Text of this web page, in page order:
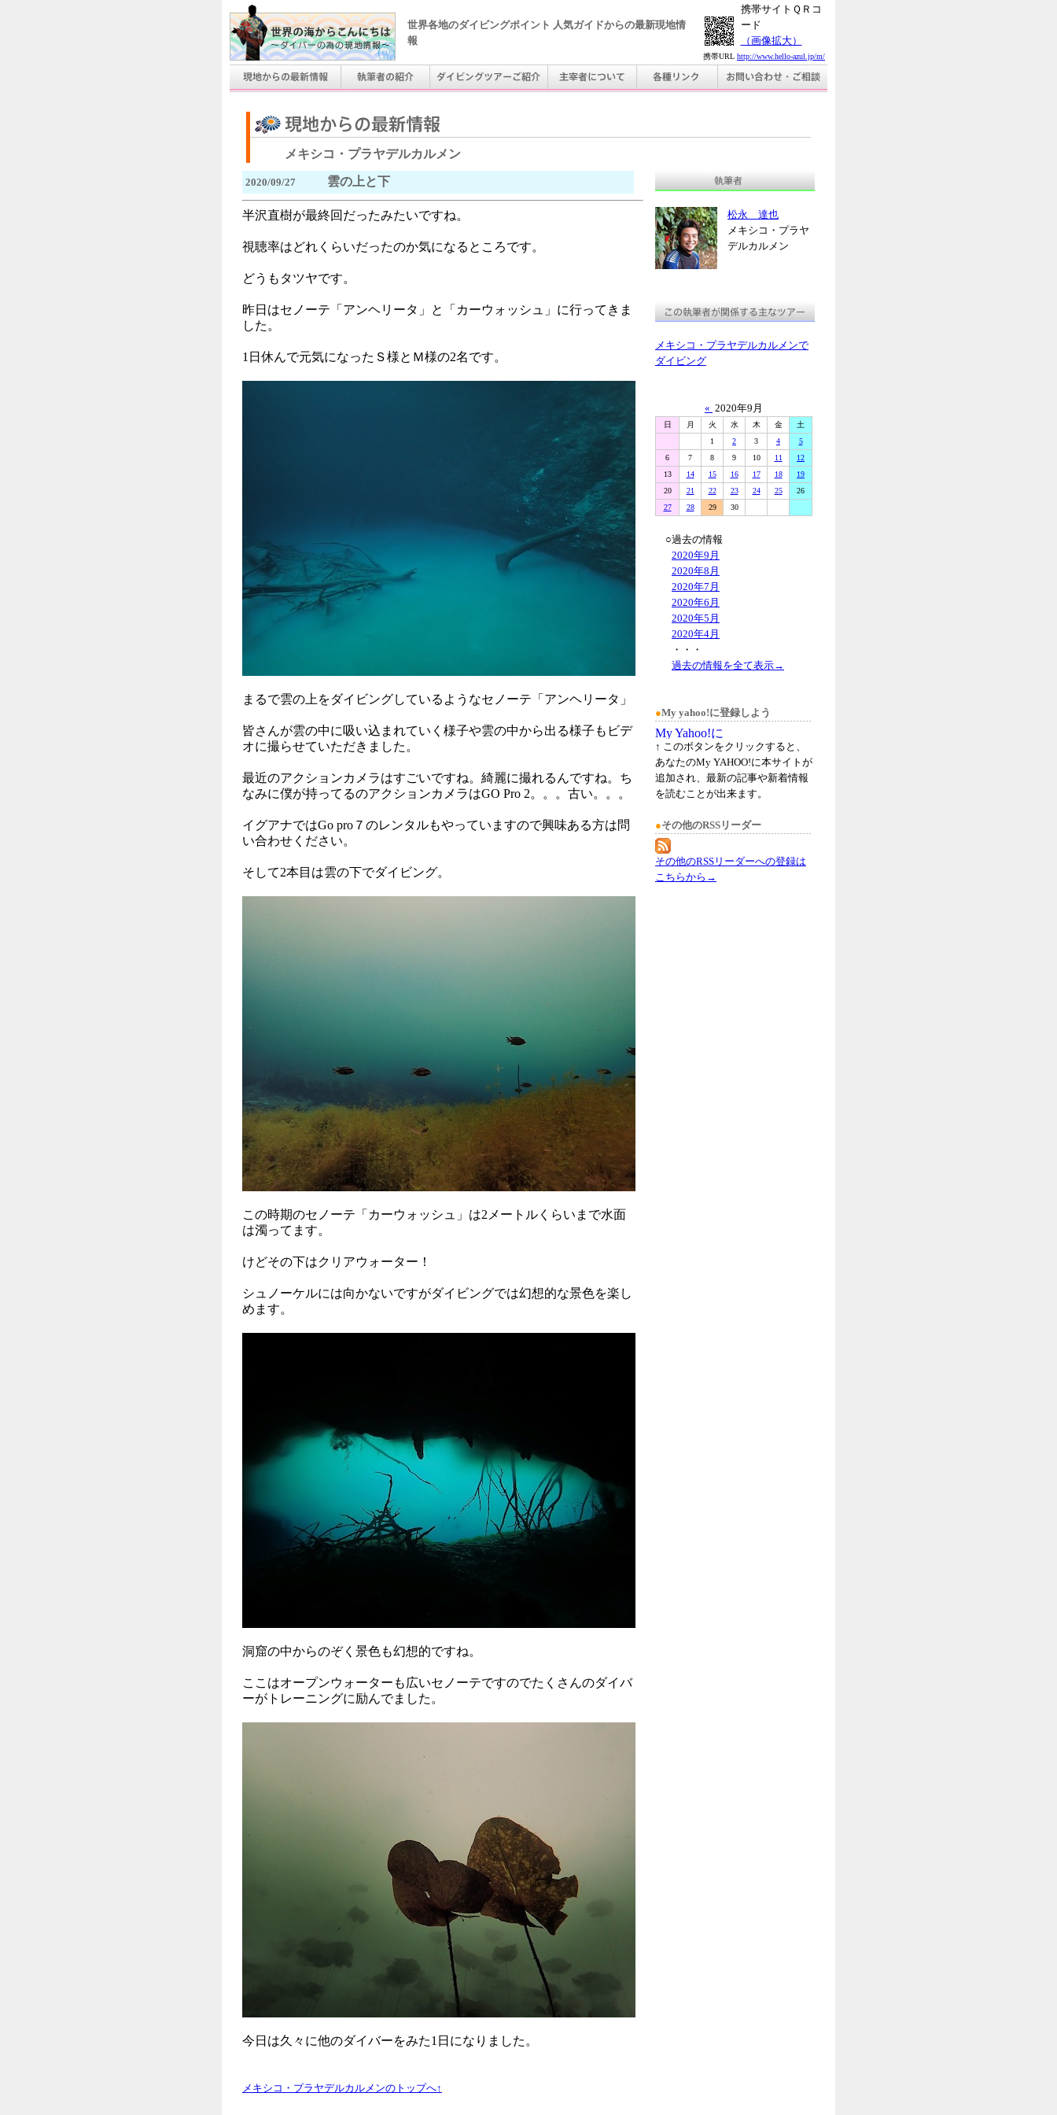
世界各地のダイビングポイント 人気ガイドからの最新現地情
報
携帯サイトＱＲコ
ード
（画像拡大）
携帯URL http://www.hello-azul.jp/m/
メキシコ・プラヤデルカルメン
2020/09/27 雲の上と下
半沢直樹が最終回だったみたいですね。
視聴率はどれくらいだったのか気になるところです。
どうもタツヤです。
昨日はセノーテ「アンヘリータ」と「カーウォッシュ」に行ってきま
した。
1日休んで元気になったＳ様とＭ様の2名です。
まるで雲の上をダイビングしているようなセノーテ「アンヘリータ」
皆さんが雲の中に吸い込まれていく様子や雲の中から出る様子もビデ
オに撮らせていただきました。
最近のアクションカメラはすごいですね。綺麗に撮れるんですね。ち
なみに僕が持ってるのアクションカメラはGO Pro 2。。。古い。。。
イグアナではGo pro７のレンタルもやっていますので興味ある方は問
い合わせください。
そして2本目は雲の下でダイビング。
この時期のセノーテ「カーウォッシュ」は2メートルくらいまで水面
は濁ってます。
けどその下はクリアウォーター！
シュノーケルには向かないですがダイビングでは幻想的な景色を楽し
めます。
洞窟の中からのぞく景色も幻想的ですね。
ここはオープンウォーターも広いセノーテですのでたくさんのダイバ
ーがトレーニングに励んでました。
今日は久々に他のダイバーをみた1日になりました。
メキシコ・プラヤデルカルメンのトップへ↑
松永 達也
メキシコ・プラヤ
デルカルメン
メキシコ・プラヤデルカルメンで
ダイビング
« 2020年9月
日 月 火 水 木 金
土
1
2 3 4
5
6
7 8 9 10 11
12
13
14 15 16 17 18
19
20
21 22 23 24 25
26
27
28 29 30
○過去の情報
2020年9月
2020年8月
2020年7月
2020年6月
2020年5月
2020年4月
・・・
過去の情報を全て表示→
●My yahoo!に登録しよう
↑ このボタンをクリックすると、
あなたのMy YAHOO!に本サイトが
追加され、最新の記事や新着情報
を読むことが出来ます。
●その他のRSSリーダー
その他のRSSリーダーへの登録は
こちらから→